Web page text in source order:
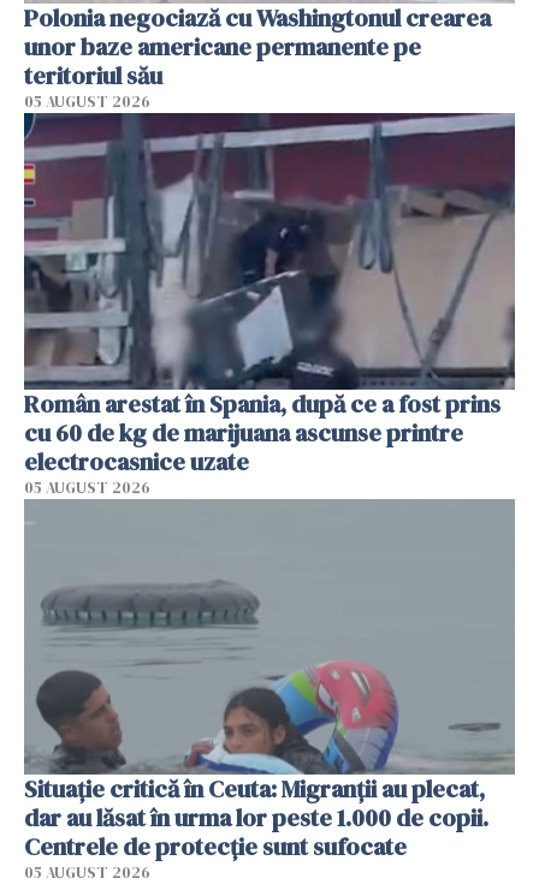
Polonia negociază cu Washingtonul crearea
unor baze americane permanente pe
teritoriul său
05 AUGUST 2026
Român arestat în Spania, după ce a fost prins
cu 60 de kg de marijuana ascunse printre
electrocasnice uzate
05 AUGUST 2026
Situație critică în Ceuta: Migranții au plecat,
dar au lăsat în urma lor peste 1.000 de copii.
Centrele de protecție sunt sufocate
05 AUGUST 2026